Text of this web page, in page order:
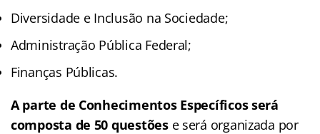
Diversidade e Inclusão na Sociedade;
Administração Pública Federal;
Finanças Públicas.
A parte de Conhecimentos Específicos será
composta de 50 questões e será organizada por